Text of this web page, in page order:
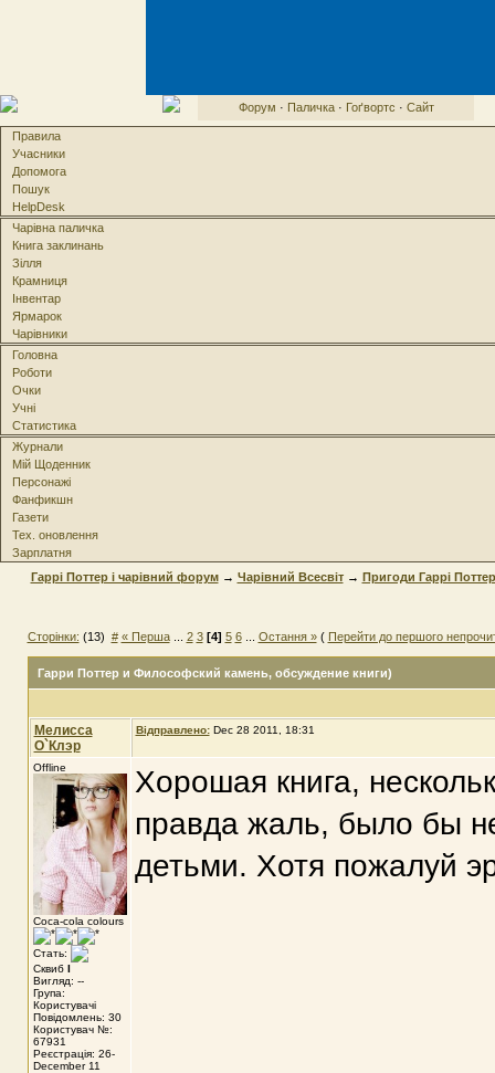
Форум · Паличка· Гоґвортс · Сайт
Правила
Учасники
Допомога
Пошук
HelpDesk
Чарівна паличка
Книга заклинань
Зілля
Крамниця
Інвентар
Ярмарок
Чарівники
Головна
Роботи
Очки
Учні
Статистика
Журнали
Мій Щоденник
Персонажі
Фанфикшн
Газети
Тех. оновлення
Зарплатня
Гаррі Поттер і чарівний форум→ Чарівний Всесвіт→ Пригоди Гаррі
Сторінки: (13) # « Перша... 2 3 [4] 5 6... Остання »( Перейти до першого
Гарри Поттер и Философский камень, обсуждение книги)
Мелисса
О`Клэр
Відправлено: Dec 28 2011, 18:31
Offline
Coca-cola colours
Стать:
Сквиб I
Вигляд: --
Група:
Користувачі
Повідомлень: 30
Користувач №:
67931
Реєстрація: 26-
December 11
Хорошая книга,
правда жаль, было бы
детьми. Хотя пожалуй